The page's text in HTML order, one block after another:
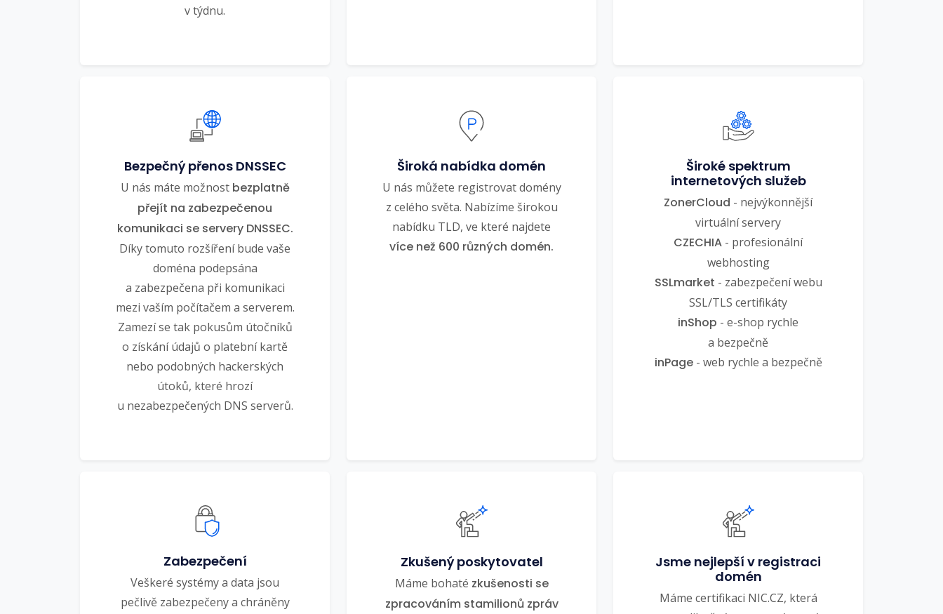
v týdnu.
Bezpečný přenos DNSSEC
U nás máte možnost bezplatně
přejít na zabezpečenou
komunikaci se servery DNSSEC.
Díky tomuto rozšíření bude vaše
doména podepsána
a zabezpečena při komunikaci
mezi vaším počítačem a serverem.
Zamezí se tak pokusům útočníků
o získání údajů o platební kartě
nebo podobných hackerských
útoků, které hrozí
u nezabezpečených DNS serverů.
Široká nabídka domén
U nás můžete registrovat domény
z celého světa. Nabízíme širokou
nabídku TLD, ve které najdete
více než 600 různých domén.
Široké spektrum
internetových služeb
ZonerCloud - nejvýkonnější
virtuální servery
CZECHIA - profesionální
webhosting
SSLmarket - zabezpečení webu
SSL/TLS certifikáty
inShop - e-shop rychle
a bezpečně
inPage- web rychle a bezpečně
Zabezpečení
Veškeré systémy a data jsou
pečlivě zabezpečeny a chráněny
Zkušený poskytovatel
Máme bohaté zkušenosti se
zpracováním stamilionů zpráv
Jsme nejlepší v registraci
domén
Máme certifikaci NIC.CZ, která